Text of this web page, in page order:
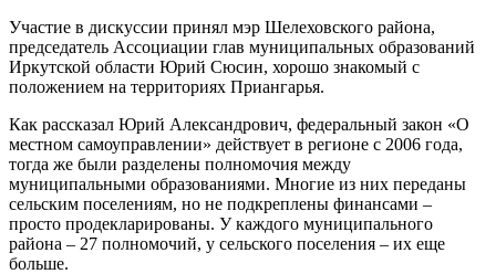
Участие в дискуссии принял мэр Шелеховского района,
председатель Ассоциации глав муниципальных образований
Иркутской области Юрий Сюсин, хорошо знакомый с
положением на территориях Приангарья.
Как рассказал Юрий Александрович, федеральный закон «О
местном самоуправлении» действует в регионе с 2006 года,
тогда же были разделены полномочия между
муниципальными образованиями. Многие из них переданы
сельским поселениям, но не подкреплены финансами –
просто продекларированы. У каждого муниципального
района – 27 полномочий, у сельского поселения – их еще
больше.